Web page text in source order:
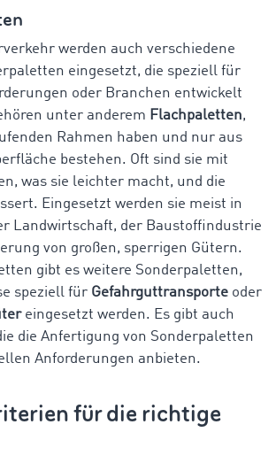
werden auch verschiedene
eingesetzt, die speziell für
oder Branchen entwickelt
unter anderem Flachpaletten,
Rahmen haben und nur aus
bestehen. Oft sind sie mit
was sie leichter macht, und die
Eingesetzt werden sie meist in
Landwirtschaft, der Baustoffindustrie
von großen, sperrigen Gütern.
gibt es weitere Sonderpaletten,
speziell für Gefahrguttransporte oder
eingesetzt werden. Es gibt auch
die Anfertigung von Sonderpaletten
Anforderungen anbieten.
für die richtige